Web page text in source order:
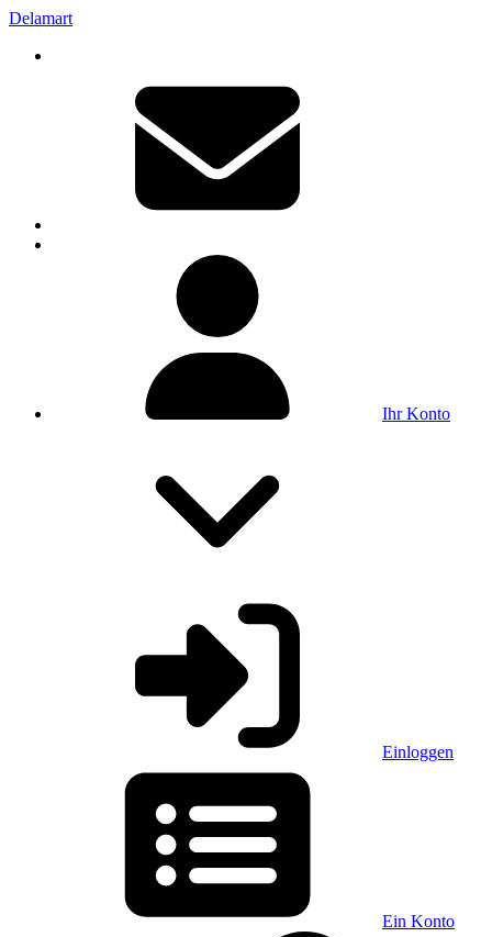
Delamart
Ihr Konto
Einloggen
Ein Konto